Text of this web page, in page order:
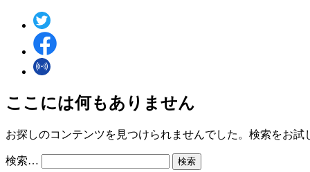
ここには何もありません
お探しのコンテンツを見つけられませんでした。検索をお試
検索…